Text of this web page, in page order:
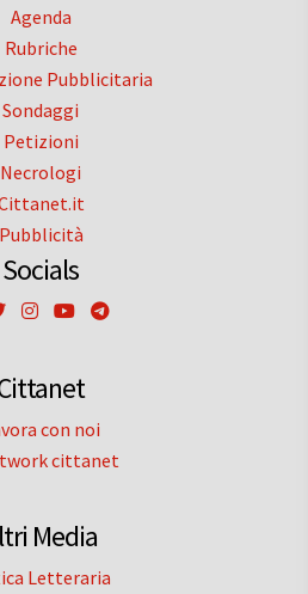
Agenda
Rubriche
Pubblicitaria
Sondaggi
Petizioni
Necrologi
Pubblicità
Socials
con noi
cittanet
Media
Letteraria